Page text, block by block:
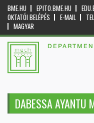
BME.HU EPITO.BME.HU
OKTATÓI BELÉPÉS
E-MAIL
MAGYAR
DABESSA AYANTU